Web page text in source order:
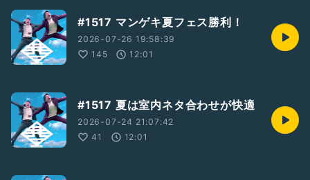
#1517 マンゲキ夏フェス勝利！
2026-07-26 19:58:39
145
12:01
#1517 夏は室内ネタ合わせが快適
2026-07-24 21:07:42
41
12:01